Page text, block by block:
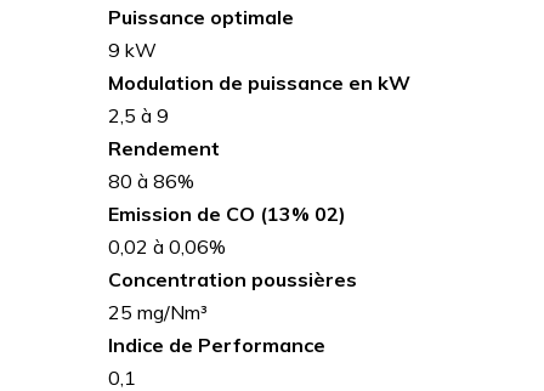
Puissance optimale
9 kW
Modulation de puissance en kW
2,5 à 9
Rendement
80 à 86%
Emission de CO (13% 02)
0,02 à 0,06%
Concentration poussières
25 mg/Nm³
Indice de Performance
0,1